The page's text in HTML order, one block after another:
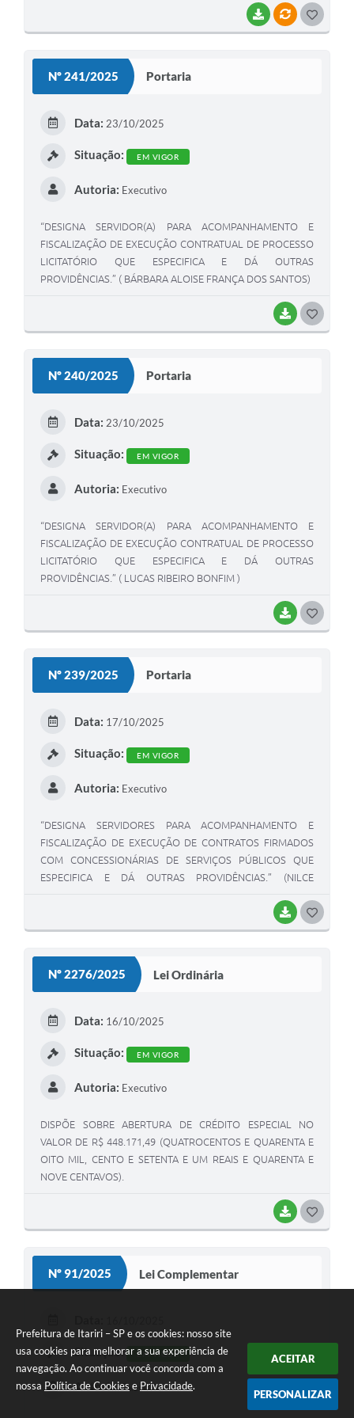
Prefeitura de Itariri – SP e os cookies: nosso site
usa cookies para melhorar a sua experiência de
navegação. Ao continuar você concorda com a
nossa Política de Cookies e Privacidade.
ACEITAR
PERSONALIZAR
BAIXARVÍNCULOS
ARIAS DOS SANTOS E EDIMAR RODRIGUES SOARES)
Nº 241/2025 Portaria
BAIXAR
Data: 23/10/2025
Situação: EM VIGOR
Autoria: Executivo
“DESIGNA SERVIDOR(A) PARA ACOMPANHAMENTO E
FISCALIZAÇÃO DE EXECUÇÃO CONTRATUAL DE PROCESSO
LICITATÓRIO QUE ESPECIFICA E DÁ OUTRAS
PROVIDÊNCIAS.” ( BÁRBARA ALOISE FRANÇA DOS SANTOS)
Nº 240/2025 Portaria
BAIXAR
Data: 23/10/2025
Situação: EM VIGOR
Autoria: Executivo
“DESIGNA SERVIDOR(A) PARA ACOMPANHAMENTO E
FISCALIZAÇÃO DE EXECUÇÃO CONTRATUAL DE PROCESSO
LICITATÓRIO QUE ESPECIFICA E DÁ OUTRAS
PROVIDÊNCIAS.” ( LUCAS RIBEIRO BONFIM )
Nº 239/2025 Portaria
BAIXAR
Data: 17/10/2025
Situação: EM VIGOR
Autoria: Executivo
“DESIGNA SERVIDORES PARA ACOMPANHAMENTO E
FISCALIZAÇÃO DE EXECUÇÃO DE CONTRATOS FIRMADOS
COM CONCESSIONÁRIAS DE SERVIÇOS PÚBLICOS QUE
ESPECIFICA E DÁ OUTRAS PROVIDÊNCIAS.” (NILCE
Nº 2276/2025 Lei Ordinária
BAIXAR
Data: 16/10/2025
Situação: EM VIGOR
Autoria: Executivo
DISPÕE SOBRE ABERTURA DE CRÉDITO ESPECIAL NO
VALOR DE R$ 448.171,49 (QUATROCENTOS E QUARENTA E
OITO MIL, CENTO E SETENTA E UM REAIS E QUARENTA E
NOVE CENTAVOS).
Nº 91/2025 Lei Complementar
Situação: EM VIGOR
Autoria:Executivo